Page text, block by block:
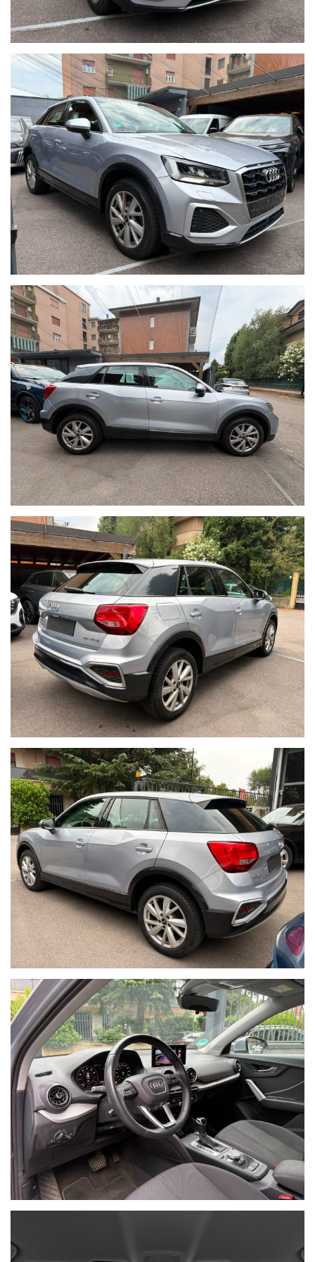
Sensore Luci Automatiche
Sensore Pioggia Automatico
Assistente di corsia
Cruise Control
Lettura Cartelli Stradali
Frenata D'emergenza
Rilevatore stanchezza
Retrocamera
Apple Car Play e Android Auto
Fari Led
Clima Automatico Bi-zona
Sensori di parcheggio Anteriori e Posteriori
Operiamo nel mercato automotive da più di 65 anni con la
sono garantite, hanno il chilometraggio certificato e sono
soggette a rigorosissimi controlli prima di essere messe in
vendita.
Per ulteriori informazioni:
email oppure
Cell. 333 7658357 - Andrea
Cell. 393 0596200 - Roberto
Sito web: www.brascaautomobili.it
Nota bene:
Le informazioni inerenti alla vettura e alla sua documentazione
possono contenere errori o imprecisioni.
Quanto descritto non ha dunque valore contrattuale ma solo
informativo.
L'onere di verifica è riservato all'acquirente.